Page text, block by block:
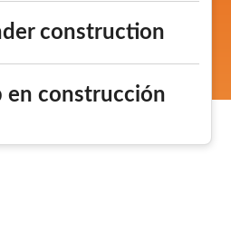
construction
en construcción